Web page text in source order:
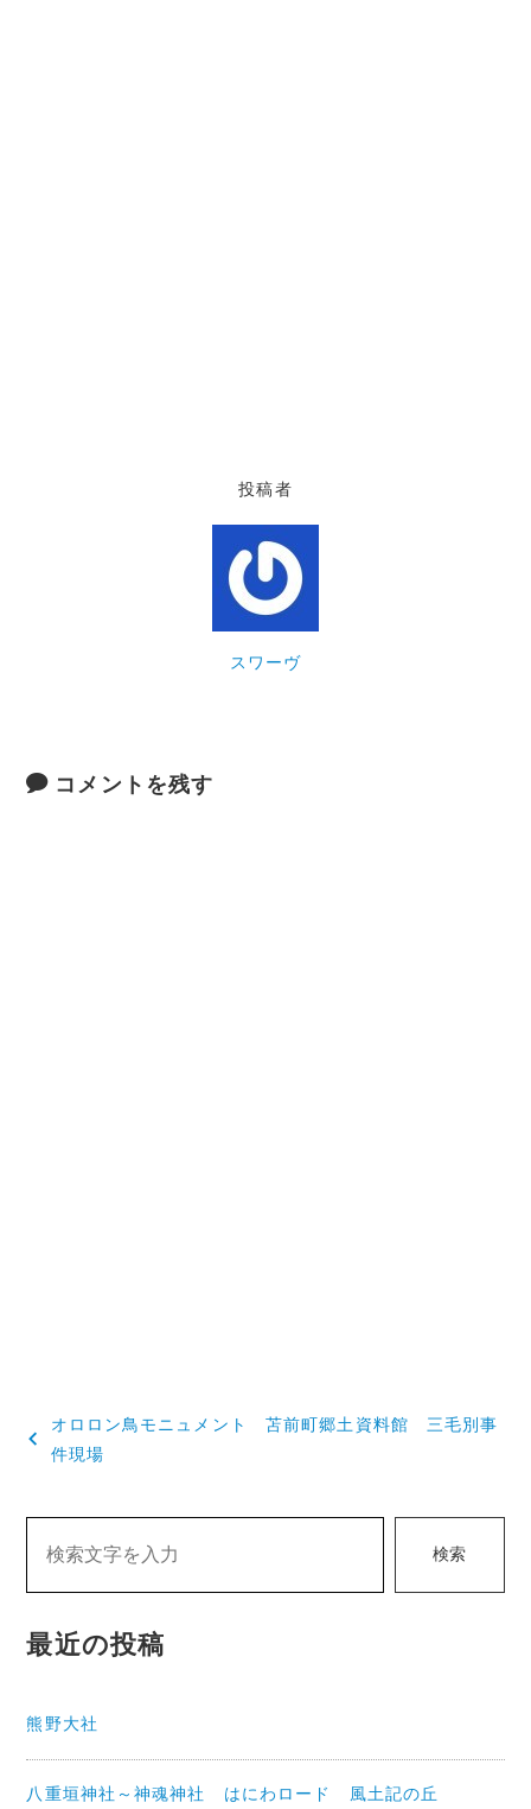
投稿者
スワーヴ
コメントを残す
稿
ビ
ゲ
ー
ョ
ン
オロロン鳥モニュメント 苫前町郷土資料館 三毛別事
件現場
検索
最近の投稿
熊野大社
八重垣神社～神魂神社 はにわロード 風土記の丘